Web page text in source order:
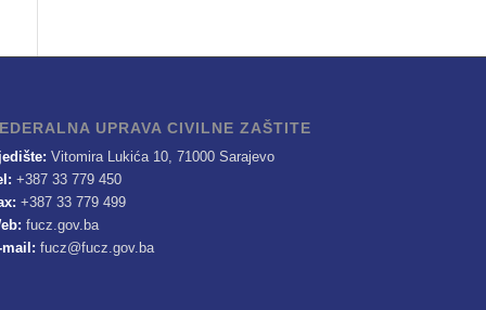
UPRAVA CIVILNE ZAŠTITE
Vitomira Lukića 10, 71000 Sarajevo
+387 33 779 450
+387 33 779 499
fucz.gov.ba
mail: fucz@fucz.gov.ba